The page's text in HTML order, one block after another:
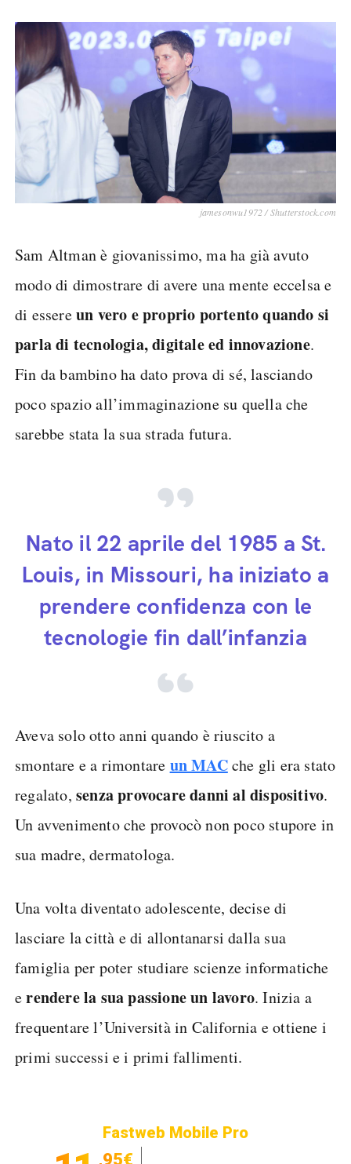
jamesonwu1972 / Shutterstock.com
Sam Altman è giovanissimo, ma ha già avuto
modo di dimostrare di avere una mente eccelsa e
di essereun vero e proprio portento quando si
parla di tecnologia, digitale ed innovazione.
Fin da bambino ha dato prova di sé, lasciando
poco spazio all’immaginazione su quella che
sarebbe stata la sua strada futura.
Nato il 22 aprile del 1985 a St.
Louis, in Missouri, ha iniziato a
prendere confidenza con le
tecnologie fin dall’infanzia
Aveva solo otto anni quando è riuscito a
smontare e a rimontare un MACche gli era stato
regalato, senza provocare danni al dispositivo.
Un avvenimento che provocò non poco stupore in
sua madre, dermatologa.
Una volta diventato adolescente, decise di
lasciare la città e di allontanarsi dalla sua
famiglia per poter studiare scienze informatiche
erendere la sua passione un lavoro. Inizia a
frequentare l’Università in California e ottiene i
primi successi e i primi fallimenti.
Fastweb Mobile Pro
,95€